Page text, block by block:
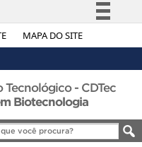
MAPA DO SITE
Simplifique!
Acesso à informação
Legislação
Canais
- CDTec
Biotecnologia